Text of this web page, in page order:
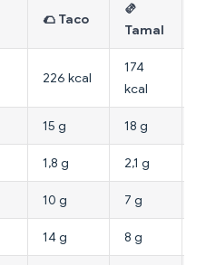
🌮 Taco
🫔
Tamal
226 kcal
174
kcal
15 g 18 g
1,8 g 2,1 g
10 g 7 g
14 g 8 g